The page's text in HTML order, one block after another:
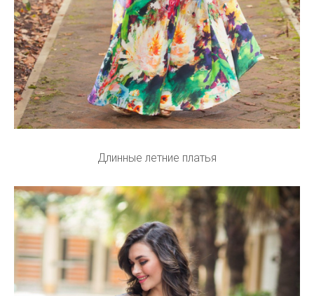
Длинные летние платья